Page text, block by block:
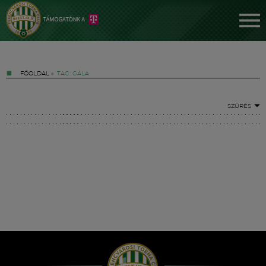
FŐOLDAL » TAG: GÁLA
SZŰRÉS
Hírek